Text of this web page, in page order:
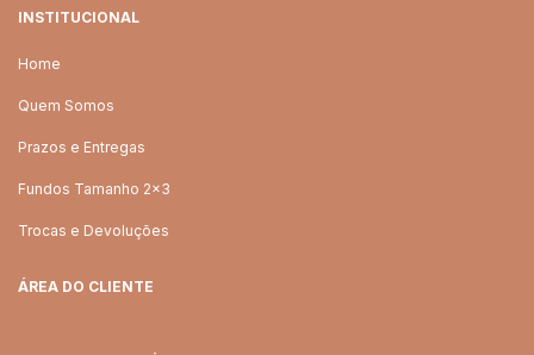
INSTITUCIONAL
Home
Quem Somos
Prazos e Entregas
Fundos Tamanho 2x3
Trocas e Devoluções
ÁREA DO CLIENTE